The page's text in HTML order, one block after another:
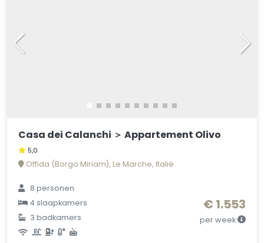
Casa dei Calanchi ＞ Appartement Olivo
5,0
Offida (Borgo Miriam), Le Marche, Italië
8 personen
4 slaapkamers
3 badkamers
€ 1.553
per week